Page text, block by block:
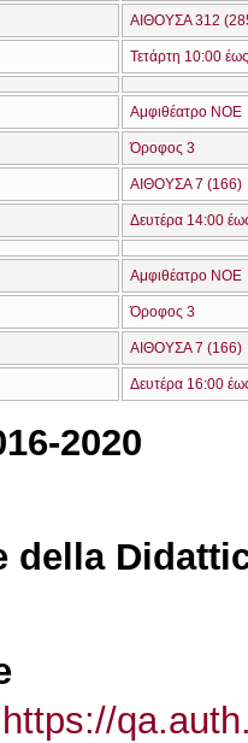
ΑΙΘΟΥΣΑ 312
Τετάρτη 10:00
Αμφιθέατρο ΝΟΕ
Όροφος 3
ΑΙΘΟΥΣΑ 7 (166)
Δευτέρα 14:00
Αμφιθέατρο ΝΟΕ
Όροφος 3
ΑΙΘΟΥΣΑ 7 (166)
Δευτέρα 16:00
2020
della
https://